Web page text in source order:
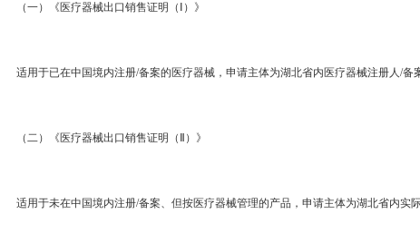
（一）《医疗器械出口销售证明（Ⅰ）》
适用于已在中国境内注册/备案的医疗器械，申请主体为湖北省内医疗器械注册人/备
（二）《医疗器械出口销售证明（Ⅱ）》
适用于未在中国境内注册/备案、但按医疗器械管理的产品，申请主体为湖北省内实际